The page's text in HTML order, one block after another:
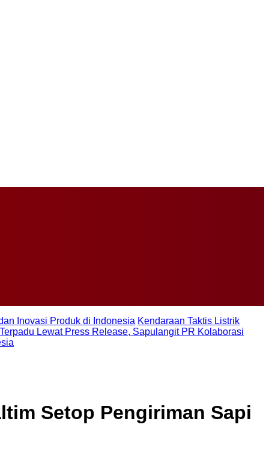
Inovasi Produk di Indonesia Kendaraan Taktis Listrik
Lewat Press Release, Sapulangit PR Kolaborasi
Setop Pengiriman Sapi